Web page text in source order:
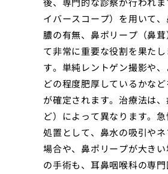
イバースコープ）を用いて
膿の有無、鼻ポリープ（鼻
て非常に重要な役割を果た
す。単純レントゲン撮影や
どの程度肥厚しているかな
が確定されます。治療法は
ど）によって異なります。
処置として、鼻水の吸引や
場合や、鼻ポリープが大き
の手術も、耳鼻咽喉科の専